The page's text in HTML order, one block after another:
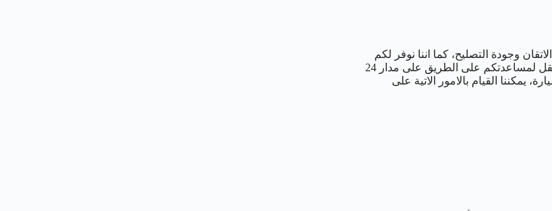
وجودة التصليح، كما اننا نوفر لكم
أكفأ المهندسين والفنيين لاكتشاف الاعطال وتصليحها، ونحن نقوم بتقديم خدمة بنشر متنقل لمساعدتكم على الطريق على مدار 24
القيام بالامور الاتية على